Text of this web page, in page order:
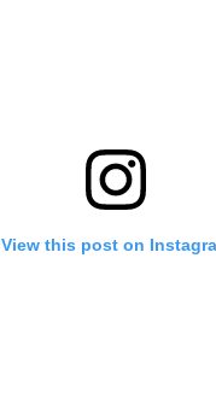
View this post on